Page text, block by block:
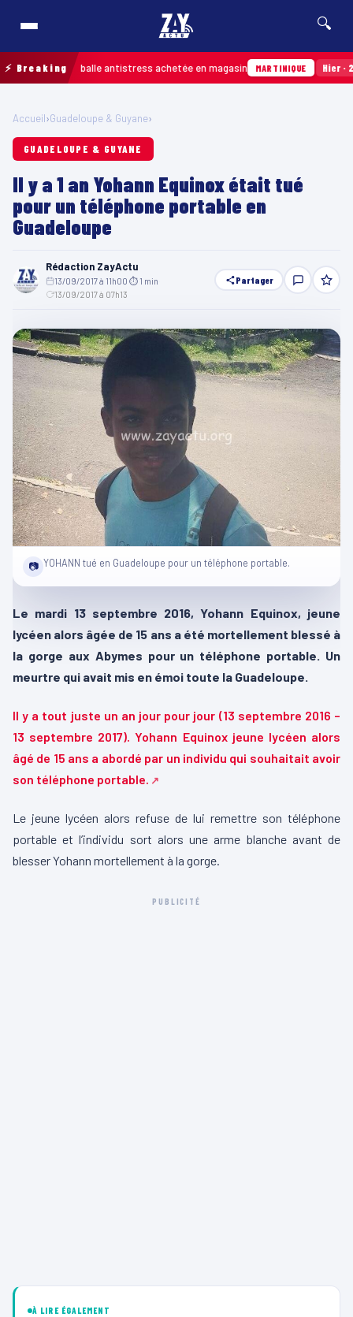
🔍
⚡ Breaking
d’une balle antistress achetée en magasin MARTINIQUE Hier · 21h54
Accueil›Guadeloupe & Guyane›
GUADELOUPE & GUYANE
Il y a 1 an Yohann Equinox était tué
pour un téléphone portable en
Guadeloupe
Rédaction ZayActu
13/09/2017 à 11h00 ⏱ 1 min
13/09/2017 à 07h13
Partager
📷 YOHANN tué en Guadeloupe pour un téléphone portable.
Le mardi 13 septembre 2016, Yohann Equinox, jeune
lycéen alors âgée de 15 ans a été mortellement blessé à
la gorge aux Abymes pour un téléphone portable. Un
meurtre qui avait mis en émoi toute la Guadeloupe.
Il y a tout juste un an jour pour jour (13 septembre 2016 –
13 septembre 2017). Yohann Equinox jeune lycéen alors
âgé de 15 ans a abordé par un individu qui souhaitait avoir
son téléphone portable.
Le jeune lycéen alors refuse de lui remettre son téléphone
portable et l’individu sort alors une arme blanche avant de
blesser Yohann mortellement à la gorge.
PUBLICITÉ
À LIRE ÉGALEMENT